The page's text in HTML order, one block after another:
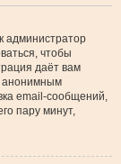
администратор
чтобы
даёт вам
анонимным
email-сообщений,
пару минут,